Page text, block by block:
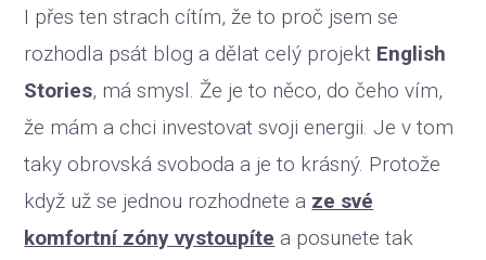
I přes ten strach cítím, že to proč jsem se
rozhodla psát blog a dělat celý projekt English
Stories, má smysl. Že je to něco, do čeho vím,
že mám a chci investovat svoji energii. Je v tom
taky obrovská svoboda a je to krásný. Protože
když už se jednou rozhodnete a ze své
komfortní zóny vystoupíte a posunete tak